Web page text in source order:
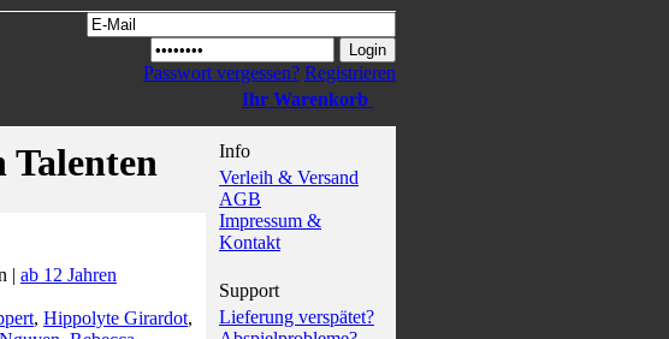
Passwort vergessen? Registrieren
Ihr Warenkorb
Talenten
| ab 12 Jahren
, Hippolyte Girardot,
Info
Verleih & Versand
AGB
Impressum &
Kontakt
Support
Lieferung verspätet?